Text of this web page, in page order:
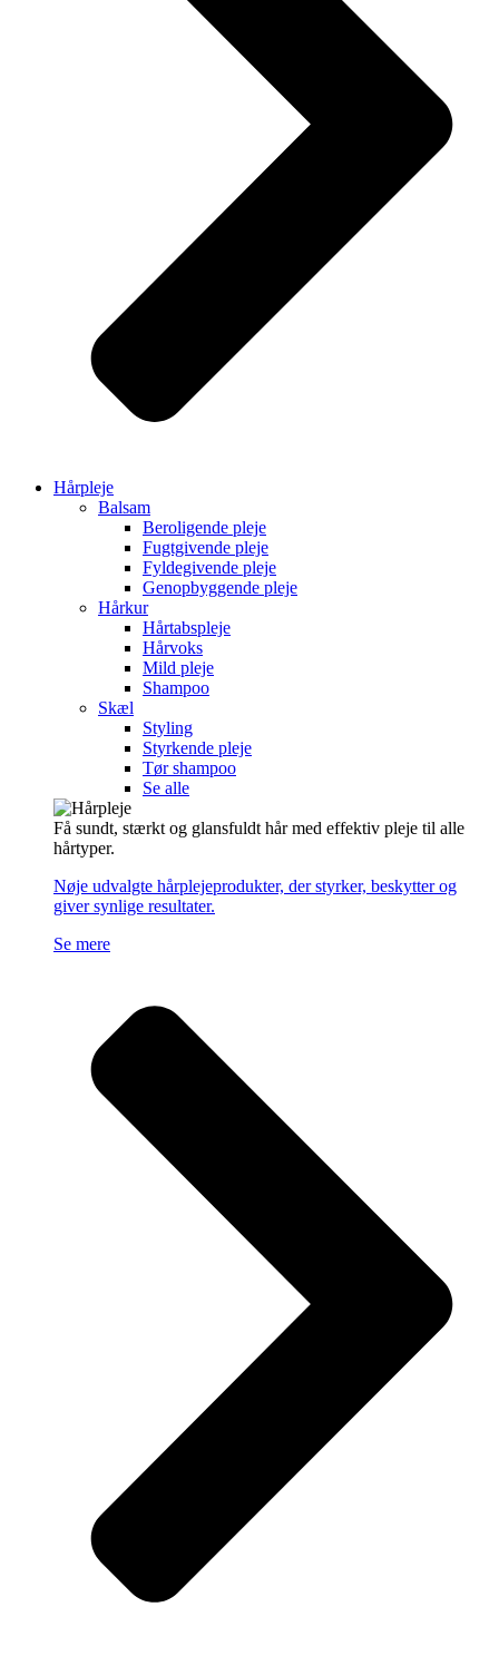
Hårpleje
Balsam
Beroligende pleje
Fugtgivende pleje
Fyldegivende pleje
Genopbyggende pleje
Hårkur
Hårtabspleje
Hårvoks
Mild pleje
Shampoo
Skæl
Styling
Styrkende pleje
Tør shampoo
Se alle
Få sundt, stærkt og glansfuldt hår med effektiv pleje til alle
hårtyper.
Nøje udvalgte hårplejeprodukter, der styrker, beskytter og
giver synlige resultater.
Se mere